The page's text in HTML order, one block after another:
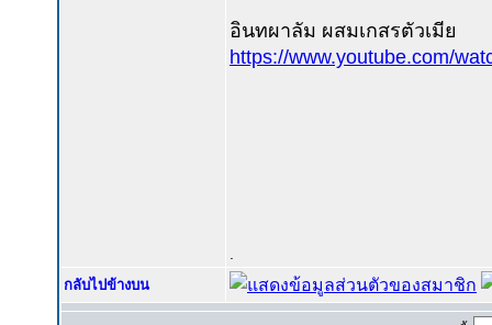
อินทผาลัม ผสมเกสรตัวเมีย
https://www.youtube.com/
กลับไปข้างบน